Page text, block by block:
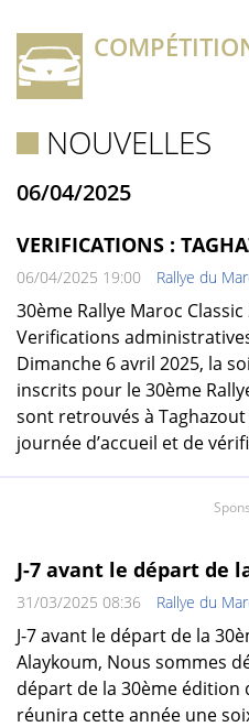
NOUVELLES
06/04/2025
VERIFICATIONS :
06/04/2025 19:00 Rallye du
30ème Rallye Maroc
Verifications
Dimanche 6 avril 2025, la
inscrits pour le 30ème
sont retrouvés à
journée d’accueil et de
J-7 avant le départ de
31/03/2025 08:36 Rallye du
J-7 avant le départ de la
Alaykoum, Nous sommes
départ de la 30ème édition
réunira cette année une